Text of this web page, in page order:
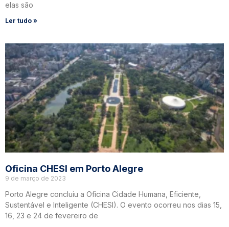
elas são
Ler tudo »
Oficina CHESI em Porto Alegre
9 de março de 2023
Porto Alegre concluiu a Oficina Cidade Humana, Eficiente,
Sustentável e Inteligente (CHESI). O evento ocorreu nos dias 15,
16, 23 e 24 de fevereiro de